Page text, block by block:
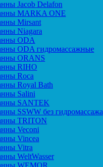
Jacob Delafon
MARKA ONE
Mirsant
Niagara
ODA
ODA гидромассажные
ORANS
RIHO
Roca
Royal Bath
Salini
SANTEK
SSWW без гидромассажа
TRITON
Veconi
Vincea
Vitra
WeltWasser
WEMOR